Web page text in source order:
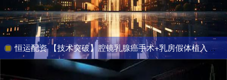
恒运配资 【技术突破】腔镜乳腺癌手术+乳房假体植入重建——乳腺癌重建开启美丽新生_患者_诊疗_腺体